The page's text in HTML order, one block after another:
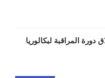
دورة المراقبة لبكالوريا